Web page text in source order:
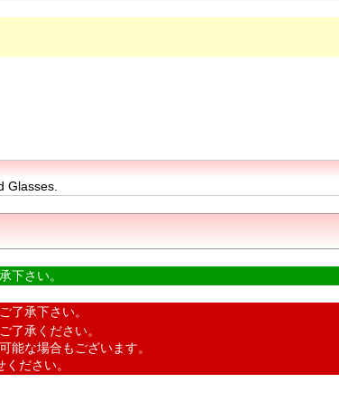
Glasses.
下さい。
了承下さい。
了承ください。
能な場合もございます。
ください。